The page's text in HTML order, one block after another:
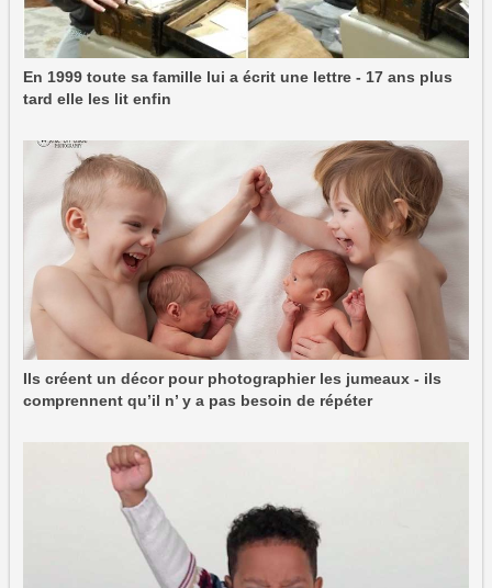
En 1999 toute sa famille lui a écrit une lettre - 17 ans plus
tard elle les lit enfin
Ils créent un décor pour photographier les jumeaux - ils
comprennent qu’il n’ y a pas besoin de répéter